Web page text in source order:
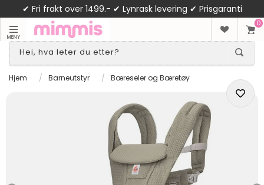
✔ Fri frakt over 1499.- ✔ Lynrask levering ✔ Prisgaranti
MENY
0
Hjem / Barneutstyr / Bæreseler og Bæretøy